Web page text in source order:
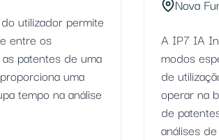
utilizador permite
entre os
patentes de uma
uma
tempo na análise
Nova
A IP7 IA
modos
de
operar na
de
análises